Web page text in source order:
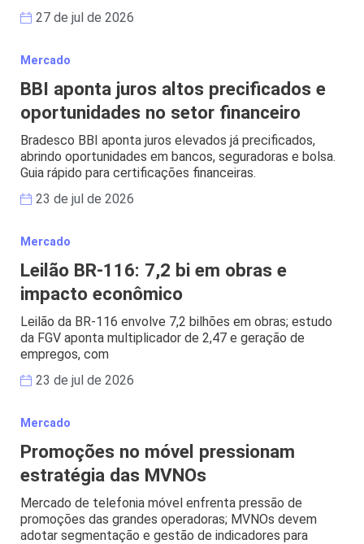
27 de jul de 2026
Mercado
BBI aponta juros altos precificados e
oportunidades no setor financeiro
Bradesco BBI aponta juros elevados já precificados,
abrindo oportunidades em bancos, seguradoras e bolsa.
Guia rápido para certificações financeiras.
23 de jul de 2026
Mercado
Leilão BR-116: 7,2 bi em obras e
impacto econômico
Leilão da BR-116 envolve 7,2 bilhões em obras; estudo
da FGV aponta multiplicador de 2,47 e geração de
empregos, com
23 de jul de 2026
Mercado
Promoções no móvel pressionam
estratégia das MVNOs
Mercado de telefonia móvel enfrenta pressão de
promoções das grandes operadoras; MVNOs devem
adotar segmentação e gestão de indicadores para